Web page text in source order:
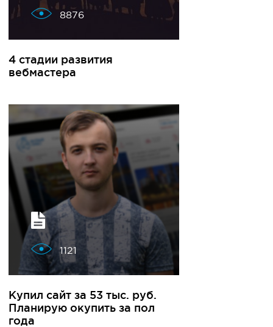
8876
4 стадии развития
вебмастера
1121
Купил сайт за 53 тыс. руб.
Планирую окупить за пол
года